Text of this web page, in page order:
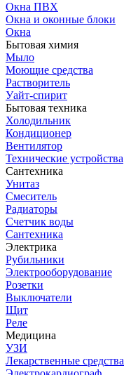
Окна ПВХ
Окна и оконные блоки
Окна
Бытовая химия
Мыло
Моющие средства
Растворитель
Уайт-спирит
Бытовая техника
Холодильник
Кондиционер
Вентилятор
Технические устройства
Сантехника
Унитаз
Смеситель
Радиаторы
Счетчик воды
Сантехника
Электрика
Рубильники
Электрооборудование
Розетки
Выключатели
Щит
Реле
Медицина
УЗИ
Лекарственные средства